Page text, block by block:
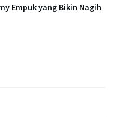
Empuk yang Bikin Nagih